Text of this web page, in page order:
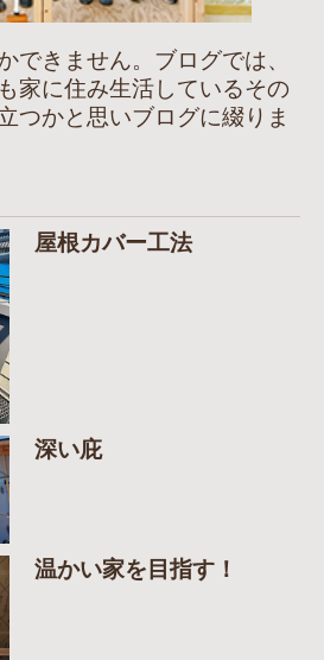
できません。ブログでは、
家に住み生活しているその
つかと思いブログに綴りま
屋根カバー工法
深い庇
温かい家を目指す！